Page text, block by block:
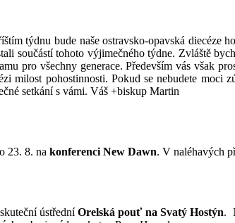
týdnu bude naše ostravsko-opavská diecéze
součástí tohoto výjimečného týdne. Zvláště
pro všechny generace. Především vás však
milost pohostinnosti. Pokud se nebudete
setkání s vámi. Váš +biskup Martin
23. 8. na konferenci New Dawn. V naléhavých
ústředníOrelská pouť na Svatý Hostýn.